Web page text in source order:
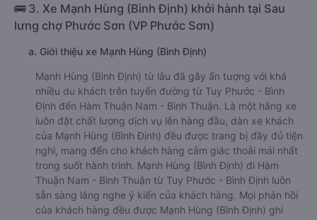
🚌 3. Xe Mạnh Hùng (Bình Định) khởi hành tại Sau
lưng chợ Phước Sơn (VP Phước Sơn)
a. Giới thiệu xe Mạnh Hùng (Bình Định)
Mạnh Hùng (Bình Định) từ lâu đã gây ấn tượng với khá
nhiều du khách trên tuyến đường từ Tuy Phước - Bình
Định đến Hàm Thuận Nam - Bình Thuận. Là một hãng xe
luôn đặt chất lượng dịch vụ lên hàng đầu, dàn xe khách
của Mạnh Hùng (Bình Định) đều được trang bị đầy đủ tiện
nghi, mang đến cho khách hàng cảm giác thoải mái nhất
trong suốt hành trình. Mạnh Hùng (Bình Định) đi Hàm
Thuận Nam - Bình Thuận từ Tuy Phước - Bình Định luôn
sẵn sàng lắng nghe ý kiến của khách hàng. Mọi phản hồi
của khách hàng đều được Mạnh Hùng (Bình Định) ghi